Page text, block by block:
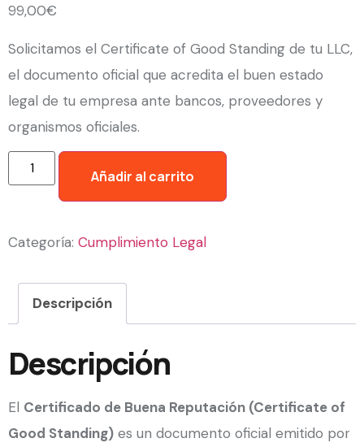
99,00€
Solicitamos el Certificate of Good Standing de tu LLC,
el documento oficial que acredita el buen estado
legal de tu empresa ante bancos, proveedores y
organismos oficiales.
Añadir al carrito
Categoría: Cumplimiento Legal
Descripción
Descripción
El Certificado de Buena Reputación (Certificate of
Good Standing) es un documento oficial emitido por